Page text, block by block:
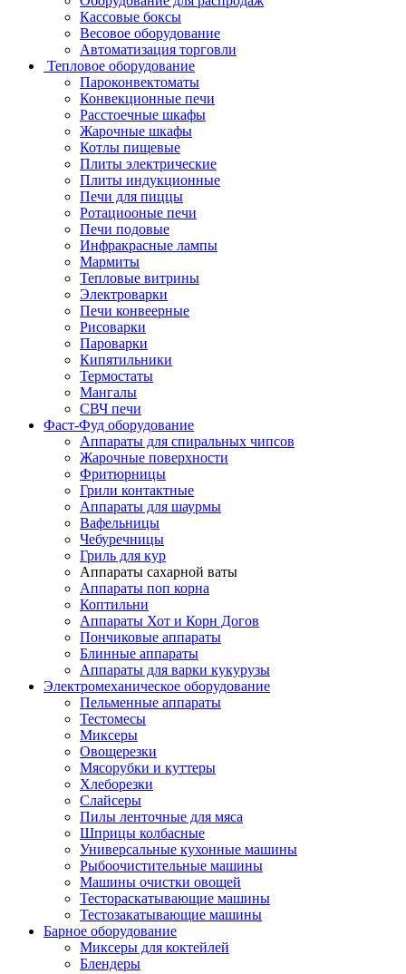
Кассовые боксы
Весовое оборудование
Автоматизация торговли
Тепловое оборудование
Пароконвектоматы
Конвекционные печи
Расстоечные шкафы
Жарочные шкафы
Котлы пищевые
Плиты электрические
Плиты индукционные
Печи для пиццы
Ротациооные печи
Печи подовые
Инфракрасные лампы
Мармиты
Тепловые витрины
Электроварки
Печи конвеерные
Рисоварки
Пароварки
Кипятильники
Термостаты
Мангалы
СВЧ печи
Фаст-Фуд оборудование
Аппараты для спиральных чипсов
Жарочные поверхности
Фритюрницы
Грили контактные
Аппараты для шаурмы
Вафельницы
Чебуречницы
Гриль для кур
Аппараты сахарной ваты
Аппараты поп корна
Коптильни
Аппараты Хот и Корн Догов
Пончиковые аппараты
Блинные аппараты
Аппараты для варки кукурузы
Электромеханическое оборудование
Пельменные аппараты
Тестомесы
Миксеры
Овощерезки
Мясорубки и куттеры
Хлеборезки
Слайсеры
Пилы ленточные для мяса
Шприцы колбасные
Универсальные кухонные машины
Рыбоочистительные машины
Машины очистки овощей
Тестораскатывающие машины
Тестозакатывающие машины
Барное оборудование
Миксеры для коктейлей
Блендеры